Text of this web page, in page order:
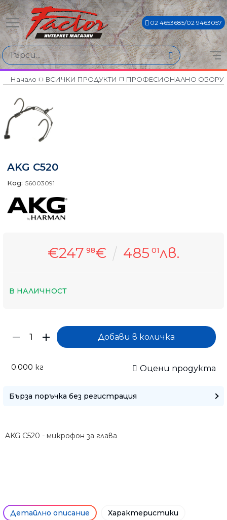
02 4653685/02 9463057
Начало ВСИЧКИ ПРОДУКТИ ПРОФЕСИОНАЛНО
AKG C520
Код: 56003091
€247 98€ 485 01лв.
В НАЛИЧНОСТ
0.000 кг Оцени продукта
Бърза поръчка без регистрация
AKG C520 - микрофон за глава
Детайлно описание Характеристики